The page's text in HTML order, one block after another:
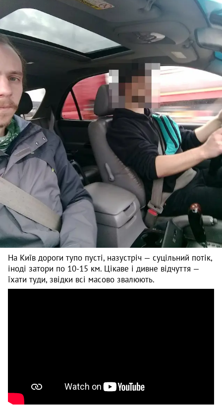
На Київ дороги тупо пусті, назустріч — суцільний потік,
іноді затори по 10-15 км. Цікаве і дивне відчуття —
їхати туди, звідки всі масово звалюють.